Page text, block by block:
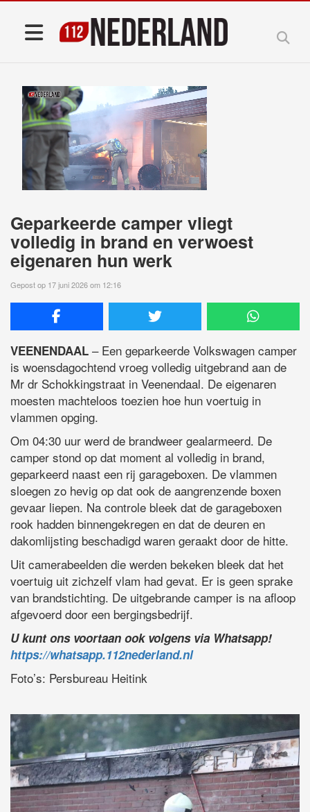
Geparkeerde camper vliegt
volledig in brand en verwoest
eigenaren hun werk
Gepost op 17 juni 2026 om 12:16
VEENENDAAL – Een geparkeerde Volkswagen camper
is woensdagochtend vroeg volledig uitgebrand aan de
Mr dr Schokkingstraat in Veenendaal. De eigenaren
moesten machteloos toezien hoe hun voertuig in
vlammen opging.
Om 04:30 uur werd de brandweer gealarmeerd. De
camper stond op dat moment al volledig in brand,
geparkeerd naast een rij garageboxen. De vlammen
sloegen zo hevig op dat ook de aangrenzende boxen
gevaar liepen. Na controle bleek dat de garageboxen
rook hadden binnengekregen en dat de deuren en
dakomlijsting beschadigd waren geraakt door de hitte.
Uit camerabeelden die werden bekeken bleek dat het
voertuig uit zichzelf vlam had gevat. Er is geen sprake
van brandstichting. De uitgebrande camper is na afloop
afgevoerd door een bergingsbedrijf.
U kunt ons voortaan ook volgens via Whatsapp!
https://whatsapp.112nederland.nl
Foto’s: Persbureau Heitink